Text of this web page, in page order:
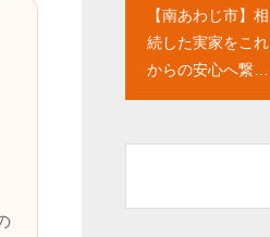
【南あわじ市】相
続した実家をこれ
からの安心へ繋げ
る手順と、家族み
るコツ
【淡路島】空き家
を放置したら・・
周辺住民への影響
と法的責任